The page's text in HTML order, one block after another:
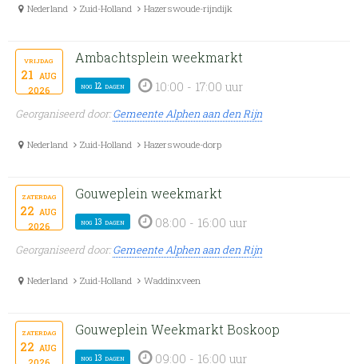
Nederland Zuid-Holland Hazerswoude-rijndijk
vrijdag
21 aug
2026
Ambachtsplein weekmarkt
nog 12 dagen 10:00 - 17:00 uur
Georganiseerd door:Gemeente Alphen aan den Rijn
Nederland Zuid-Holland Hazerswoude-dorp
zaterdag
22 aug
2026
Gouweplein weekmarkt
nog 13 dagen 08:00 - 16:00 uur
Georganiseerd door:Gemeente Alphen aan den Rijn
Nederland Zuid-Holland Waddinxveen
zaterdag
22 aug
Gouweplein Weekmarkt Boskoop
nog 13 dagen 09:00 - 16:00 uur